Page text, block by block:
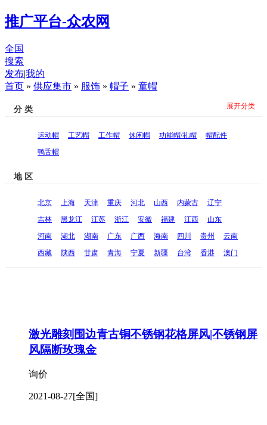
推广平台-众农网
全国
搜索
发布|我的
首页 » 供应集市 » 服饰 » 帽子 » 童帽
分 类
运动帽 工艺帽 工作帽 休闲帽 功能帽/礼帽
帽配件
鸭舌帽
展开分类
地 区
北京 上海 天津 重庆 河北 山西 内蒙古
辽宁
吉林
黑龙江 江苏 浙江 安徽 福建 江西
山东
河南
湖北 湖南 广东 广西 海南 四川 贵州
云南
西藏
陕西 甘肃 青海 宁夏 新疆 台湾 香港 澳门
激光雕刻围边青古铜不锈钢花格屏风|不锈钢屏
风隔断玫瑰金
询价
2021-08-27[全国]